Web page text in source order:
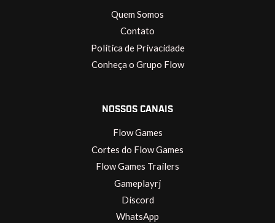
Quem Somos
Contato
Política de Privacidade
Conheça o Grupo Flow
NOSSOS CANAIS
Flow Games
Cortes do Flow Games
Flow Games Trailers
Gameplayrj
Discord
WhatsApp